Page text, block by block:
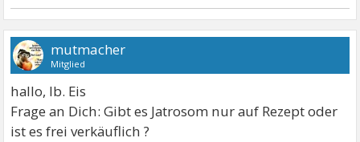
mutmacher
Mitglied
hallo, lb. Eis
Frage an Dich: Gibt es Jatrosom nur auf Rezept oder
ist es frei verkäuflich ?